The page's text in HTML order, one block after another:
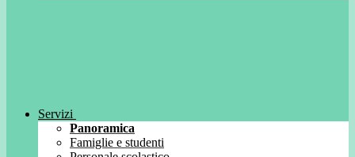
Servizi
Panoramica
Famiglie e studenti